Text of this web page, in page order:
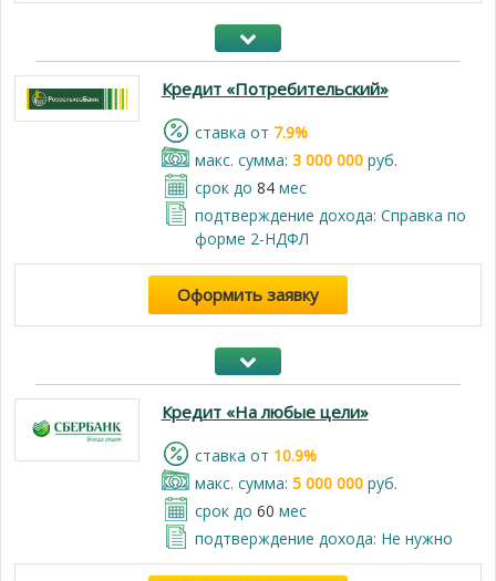
Кредит «Потребительский»
cтавка от 7.9%
макс. сумма: 3 000 000руб.
срок до 84мес
подтверждение дохода: Справка по
форме 2-НДФЛ
Оформить заявку
Кредит «На любые цели»
cтавка от 10.9%
макс. сумма: 5 000 000руб.
срок до 60 мес
подтверждение дохода: Не нужно